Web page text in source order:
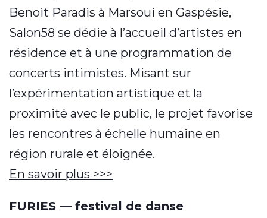
Benoit Paradis à Marsoui en Gaspésie,
Salon58 se dédie à l’accueil d’artistes en
résidence et à une programmation de
concerts intimistes. Misant sur
l’expérimentation artistique et la
proximité avec le public, le projet favorise
les rencontres à échelle humaine en
région rurale et éloignée.
En savoir plus >>>
FURIES — festival de danse